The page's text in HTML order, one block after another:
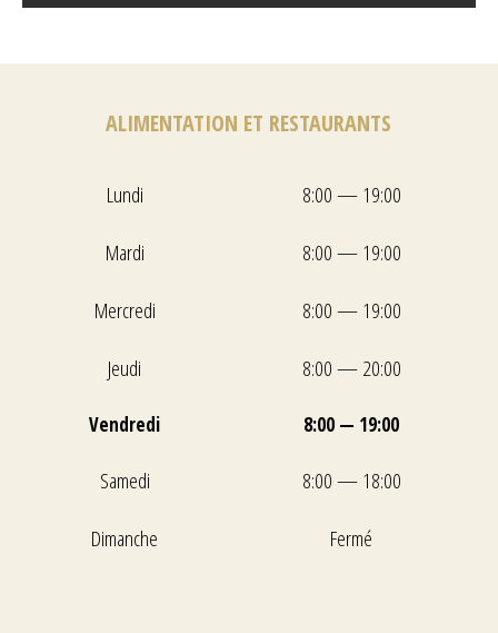
ALIMENTATION ET RESTAURANTS
Lundi
8:00 — 19:00
Mardi
8:00 — 19:00
Mercredi
8:00 — 19:00
Jeudi
8:00 — 20:00
Vendredi 8:00 — 19:00
Samedi
8:00 — 18:00
Dimanche
Fermé